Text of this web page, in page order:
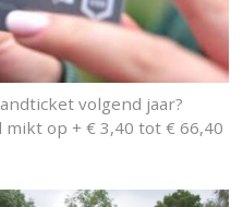
volgend jaar?
op + € 3,40 tot € 66,40